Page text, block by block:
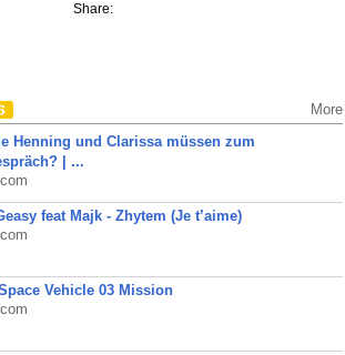
Share:
More
Henning und Clarissa müssen zum
| ...
feat Majk - Zhytem (Je t’aime)
Vehicle 03 Mission